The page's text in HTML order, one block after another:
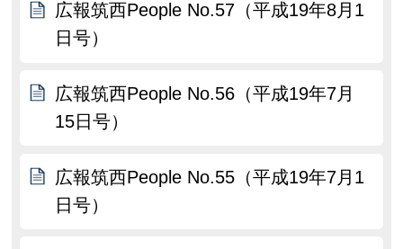
広報筑西People No.57（平成19年8月1
日号）
広報筑西People No.56（平成19年7月
15日号）
広報筑西People No.55（平成19年7月1
日号）